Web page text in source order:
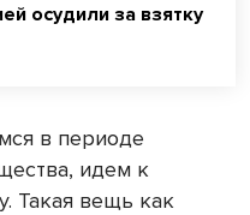
осудили за взятку
в периоде
идем к
Такая вещь как